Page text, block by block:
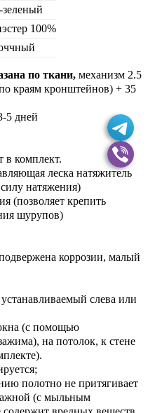
зеленый
100%
по ткани,механизм 2.5
краям кронштейнов) + 35
5 дней
в комплект.
леска натяжитель
силу натяжения)
(позволяет крепить
шурупов)
коррозии, малый
слева или
(с помощью
на потолок, к стене
полотно не притягивает
(с мыльным